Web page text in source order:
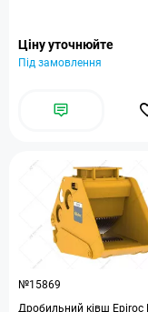
Ціну уточнюйте
Під замовлення
№15869
Дробильний ківш Epiroc